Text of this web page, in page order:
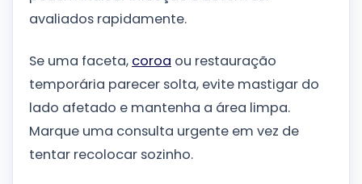
avaliados rapidamente.
Se uma faceta, coroa ou restauração
temporária parecer solta, evite mastigar do
lado afetado e mantenha a área limpa.
Marque uma consulta urgente em vez de
tentar recolocar sozinho.